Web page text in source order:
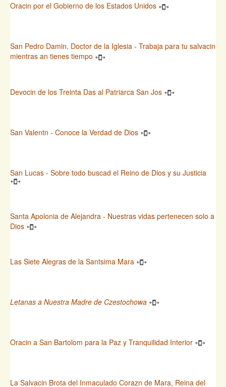
Oracin por el Gobierno de los Estados Unidos
San Pedro Damin, Doctor de la Iglesia - Trabaja para tu salvacin
mientras an tienes tiempo
Devocin de los Treinta Das al Patriarca San Jos
San Valentn - Conoce la Verdad de Dios
San Lucas - Sobre todo buscad el Reino de Dios y su Justicia
Santa Apolonia de Alejandra - Nuestras vidas pertenecen solo a
Dios
Las Siete Alegras de la Santsima Mara
Letanas a Nuestra Madre de Czestochowa
Oracin a San Bartolom para la Paz y Tranquilidad Interior
La Salvacin Brota del Inmaculado Corazn de Mara, Reina del